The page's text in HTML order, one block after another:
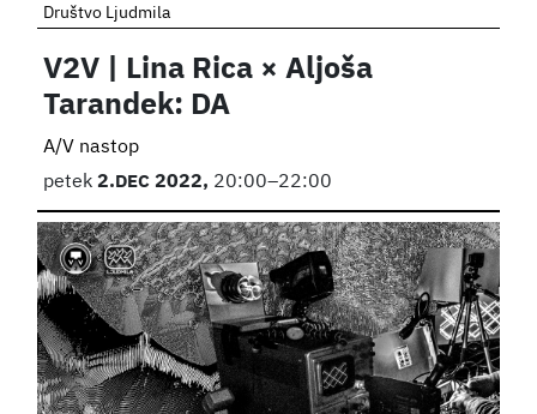
Društvo Ljudmila
V2V | Lina Rica × Aljoša
Tarandek: DA
A/V nastop
petek2. DEC2022, 20:00–22:00